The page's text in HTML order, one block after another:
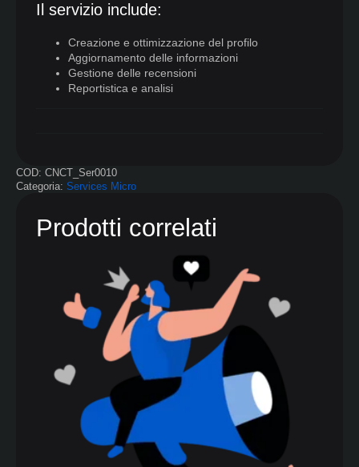
Il servizio include:
Creazione e ottimizzazione del profilo
Aggiornamento delle informazioni
Gestione delle recensioni
Reportistica e analisi
COD: CNCT_Ser0010
Categoria: Services Micro
Prodotti correlati